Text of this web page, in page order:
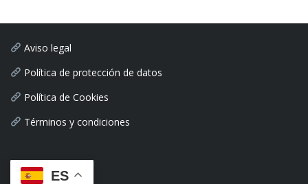
Aviso legal
Política de protección de datos
Política de Cookies
Términos y condiciones
ES